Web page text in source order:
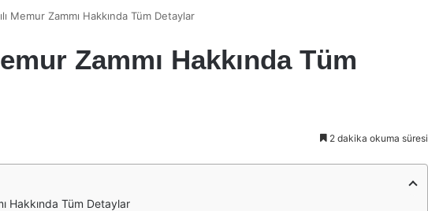
Memur Zammı Hakkında Tüm Detaylar
Zammı Hakkında Tüm
2 dakika okuma süresi
Hakkında Tüm Detaylar